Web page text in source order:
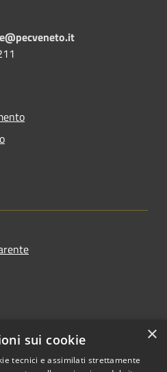
×
sui cookie
tecnici e assimilati strettamente